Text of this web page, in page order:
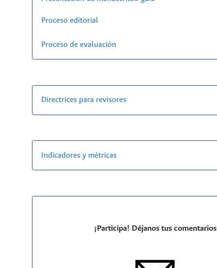
Proceso editorial
Proceso de evaluación
Directrices para revisores
Indicadores y métricas
¡Participa! Déjanos tus comentarios